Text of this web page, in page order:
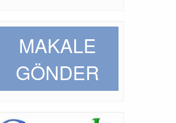
MAKALE
GÖNDER